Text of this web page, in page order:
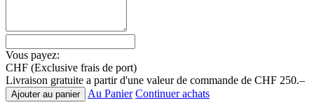
Vous payez:
CHF (Exclusive frais de port)
Livraison gratuite a partir d'une valeur de commande de CHF 250.–
Ajouter au panier Au Panier Continuer achats